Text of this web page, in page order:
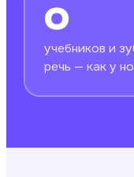
0
учебников и
речь — как у